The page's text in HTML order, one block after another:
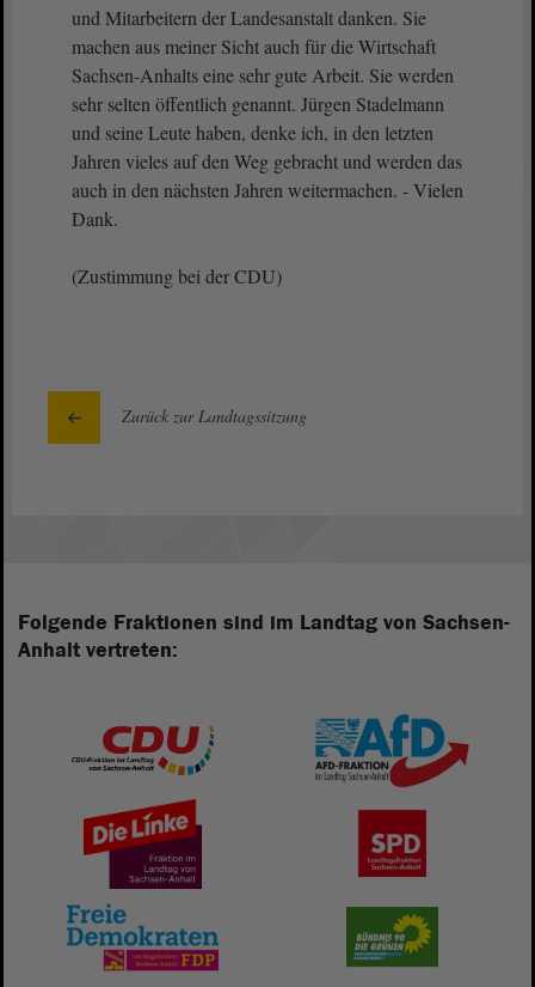
und Mitarbeitern der Landesanstalt danken. Sie
machen aus meiner Sicht auch für die Wirtschaft
Sachsen-Anhalts eine sehr gute Arbeit. Sie werden
sehr selten öffentlich genannt. Jürgen Stadelmann
und seine Leute haben, denke ich, in den letzten
Jahren vieles auf den Weg gebracht und werden das
auch in den nächsten Jahren weitermachen. - Vielen
Dank.
(Zustimmung bei der CDU)
Zurück zur Landtagssitzung
Folgende Fraktionen sind im Landtag von Sachsen-
Anhalt vertreten: